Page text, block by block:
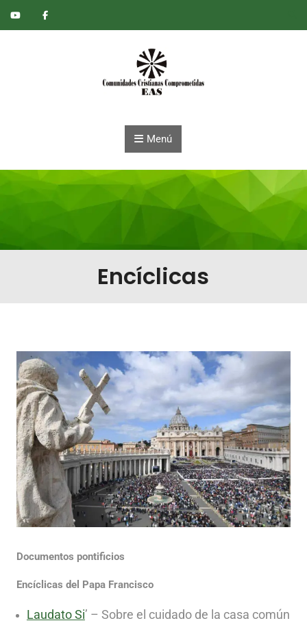
Saltar al contenido
Menú
Encíclicas
Documentos pontificios
Encíclicas del Papa Francisco
Laudato Si’ – Sobre el cuidado de la casa común